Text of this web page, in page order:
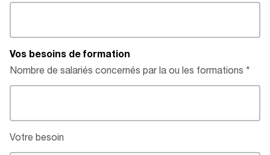
Vos besoins de formation
Nombre de salariés concernés par la ou les formations
Votre besoin